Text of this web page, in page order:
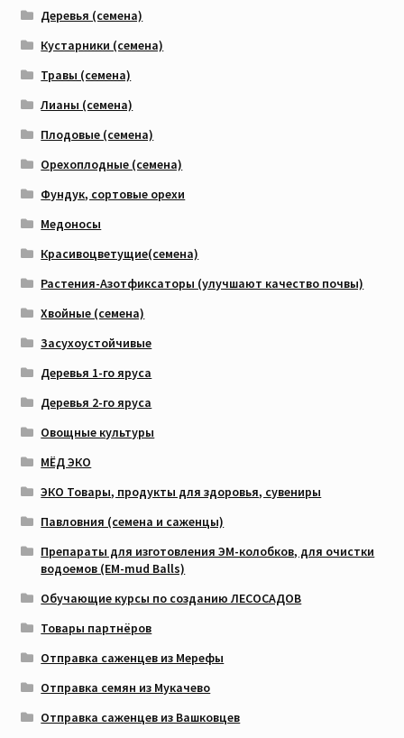
Деревья (семена)
Кустарники (семена)
Травы (семена)
Лианы (семена)
Плодовые (семена)
Орехоплодные (семена)
Фундук, сортовые орехи
Медоносы
Красивоцветущие(семена)
Растения-Азотфиксаторы (улучшают качество почвы)
Хвойные (семена)
Засухоустойчивые
Деревья 1-го яруса
Деревья 2-го яруса
Овощные культуры
МЁД ЭКО
ЭКО Товары, продукты для здоровья, сувениры
Павловния (семена и саженцы)
Препараты для изготовления ЭМ-колобков, для очистки
водоемов (EM-mud Balls)
Обучающие курсы по созданию ЛЕСОСАДОВ
Товары партнёров
Отправка саженцев из Мерефы
Отправка семян из Мукачево
Отправка саженцев из Вашковцев